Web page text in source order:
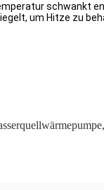
schwankt
um Hitze zu
,